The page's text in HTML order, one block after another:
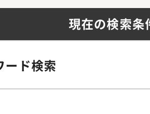
当することによって
に挑戦いただくこと
務で使用する主なツ
リーズ／SmartHR／
タイム・Chatwork／
Dropbox／Google
現在の検索条
ード検索